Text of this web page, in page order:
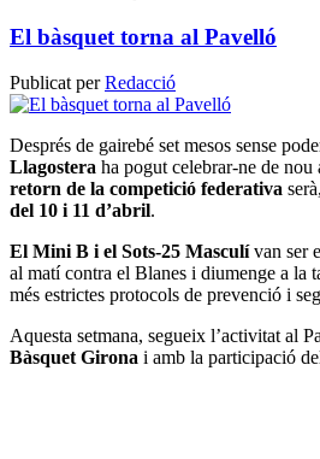
El bàsquet torna al Pavelló
Publicat perRedacció
Després de gairebé set mesos sense
Llagostera ha pogut celebrar-ne de
retorn de la competició federativa
del 10 i 11 d’abril.
El Mini B i el Sots-25 Masculívan ser
al matí contra el Blanes i diumenge a la
més estrictes protocols de prevenció i
Aquesta setmana, segueix l’activitat al
Bàsquet Girona i amb la participació